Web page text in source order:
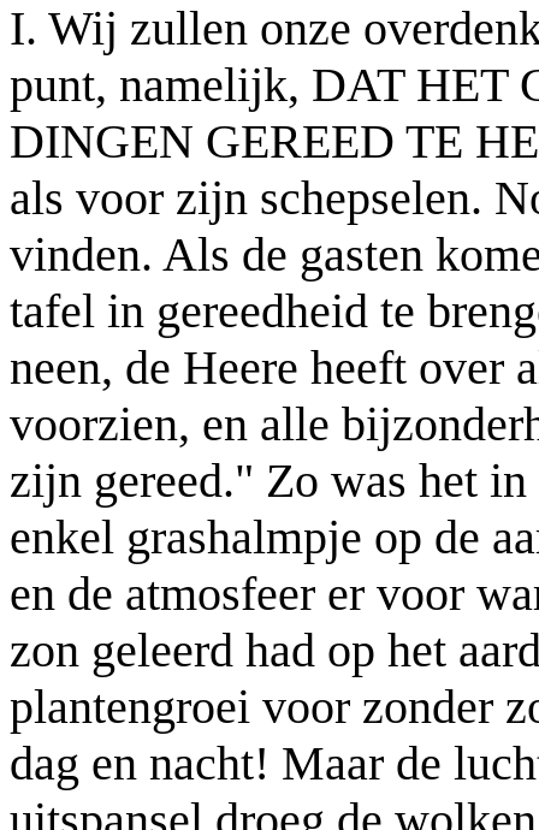
I. Wij zullen onze
punt, namelijk, DAT HET
DINGEN GEREED TE
als voor zijn schepselen.
vinden. Als de gasten
tafel in gereedheid te
neen, de Heere heeft over
voorzien, en alle
zijn gereed." Zo was het
enkel grashalmpje op de
en de atmosfeer er voor
zon geleerd had op het
plantengroei voor zonder
dag en nacht! Maar de